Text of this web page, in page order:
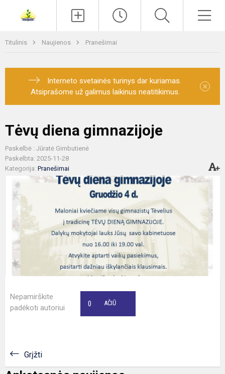
Titulinis Naujienos Pranešimai
Interneto svetainės turinys dar kuriamas.
Atsiprašome už galimus laikinus neatitikimus.
×
Tėvų diena gimnazijoje
Paskelbė : Jūratė Gimbutienė
Paskelbta: 2025-11-28
Kategorija: Pranešimai
Nepamirškite
padėkoti autoriui
AČIŪ
0
Grįžti